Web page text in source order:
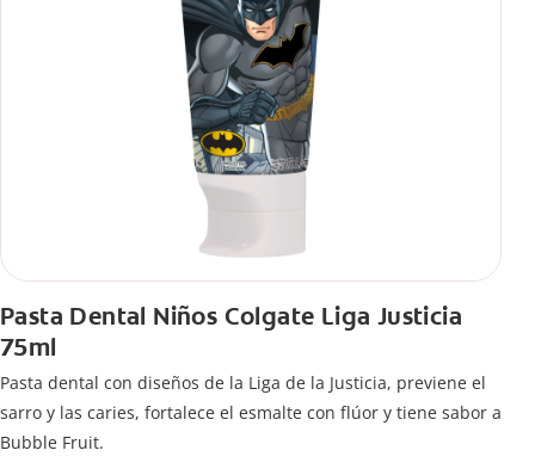
Pasta Dental Niños Colgate Liga Justicia
75ml
Pasta dental con diseños de la Liga de la Justicia, previene el
sarro y las caries, fortalece el esmalte con flúor y tiene sabor a
Bubble Fruit.